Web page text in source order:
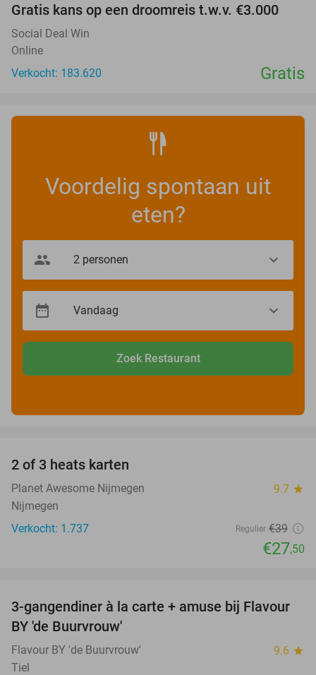
Gratis kans op een droomreis t.w.v. €3.000
Social Deal Win
Online
Verkocht: 183.620
Gratis
Voordelig spontaan uit
eten?
Zoek Restaurant
2 of 3 heats karten
Planet Awesome Nijmegen 9.7 star
Nijmegen
Verkocht: 1.737
Regulier €39
€27,50
38%
3-gangendiner à la carte + amuse bij Flavour
BY 'de Buurvrouw'
Flavour BY 'de Buurvrouw' 9.6 star
Tiel